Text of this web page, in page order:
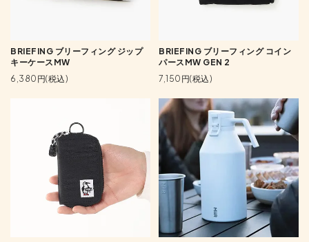
BRIEFING ブリーフィング ジップ
キーケースMW
6,380円(税込)
BRIEFING ブリーフィング コイン
パースMW GEN 2
7,150円(税込)